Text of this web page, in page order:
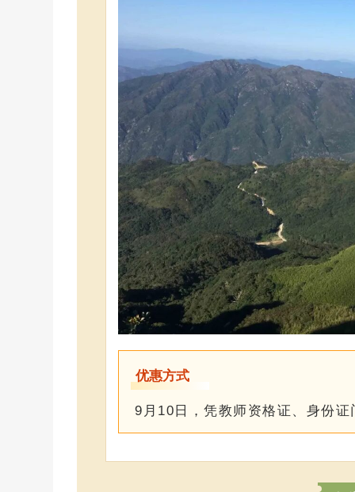
优惠方式
9月10日，凭教师资格证、身份